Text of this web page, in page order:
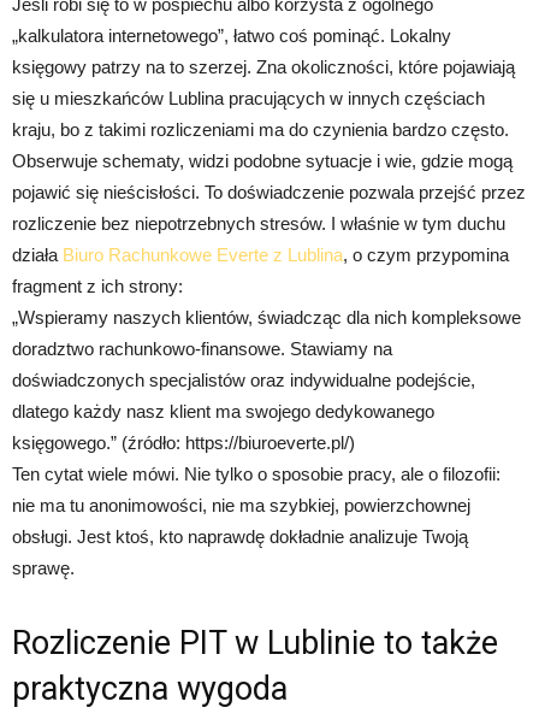
Jeśli robi się to w pośpiechu albo korzysta z ogólnego
„kalkulatora internetowego”, łatwo coś pominąć. Lokalny
księgowy patrzy na to szerzej. Zna okoliczności, które pojawiają
się u mieszkańców Lublina pracujących w innych częściach
kraju, bo z takimi rozliczeniami ma do czynienia bardzo często.
Obserwuje schematy, widzi podobne sytuacje i wie, gdzie mogą
pojawić się nieścisłości. To doświadczenie pozwala przejść przez
rozliczenie bez niepotrzebnych stresów. I właśnie w tym duchu
działa Biuro Rachunkowe Everte z Lublina, o czym przypomina
fragment z ich strony:
„Wspieramy naszych klientów, świadcząc dla nich kompleksowe
doradztwo rachunkowo-finansowe. Stawiamy na
doświadczonych specjalistów oraz indywidualne podejście,
dlatego każdy nasz klient ma swojego dedykowanego
księgowego.” (źródło: https://biuroeverte.pl/)
Ten cytat wiele mówi. Nie tylko o sposobie pracy, ale o filozofii:
nie ma tu anonimowości, nie ma szybkiej, powierzchownej
obsługi. Jest ktoś, kto naprawdę dokładnie analizuje Twoją
sprawę.
Rozliczenie PIT w Lublinie to także
praktyczna wygoda